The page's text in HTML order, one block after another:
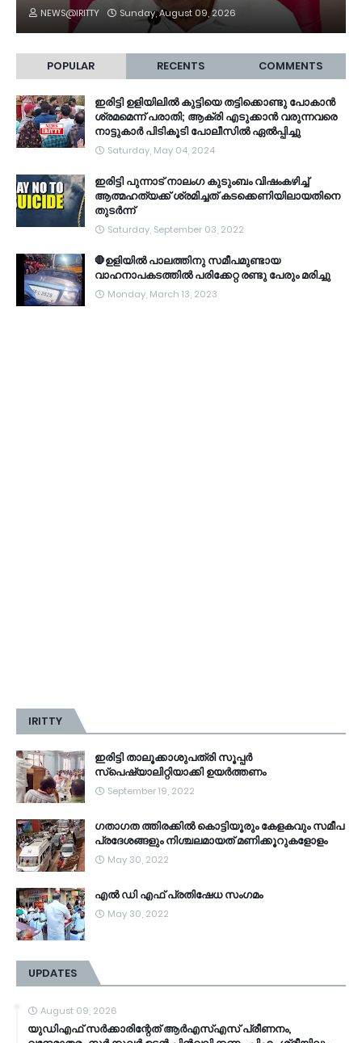
NEWS@IRITTY Sunday, August 09, 2026
POPULAR RECENTS COMMENTS
ഇരിട്ടി ഉളിയിലിൽ കുട്ടിയെ തട്ടിക്കൊണ്ടു പോകാൻ
ശ്രമമെന്ന് പരാതി; ആക്രി എടുക്കാൻ വരുന്നവരെ
നാട്ടുകാർ പിടികൂടി പോലീസിൽ ഏൽപ്പിച്ചു
Saturday, May 04, 2024
ഇരിട്ടി പുന്നാട് നാലംഗ കുടുംബം വിഷംകഴിച്ച്‌
ആത്മഹത്യക്ക് ശ്രമിച്ചത് കടക്കെണിയിലായതിനെ
തുടർന്ന്
Saturday, September 03, 2022
🛑ഉളിയിൽ പാലത്തിനു സമീപമുണ്ടായ
വാഹനാപകടത്തിൽ പരിക്കേറ്റ രണ്ടു പേരും മരിച്ചു
Monday, March 13, 2023
IRITTY
ഇരിട്ടി താലൂക്കാശുപത്രി സൂപ്പർ
സ്‌പെഷ്യാലിറ്റിയാക്കി ഉയർത്തണം
September 19, 2022
ഗതാഗത ത്തിരക്കിൽ കൊട്ടിയൂരും കേളകവും സമീപ
പ്രദേശങ്ങളും നിശ്ചലമായത് മണിക്കൂറുകളോളം
May 30, 2022
എൽ ഡി എഫ് പ്രതിഷേധ സംഗമം
May 30, 2022
UPDATES
August 09, 2026
യുഡിഎഫ് സർക്കാരിന്റേത് ആർഎസ്എസ് പ്രീണനം,